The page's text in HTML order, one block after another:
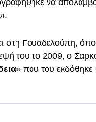
να
στη Γουαδελούπη,
του το 2009, ο
» που του εκδόθηκε